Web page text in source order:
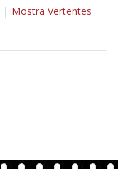
| Mostra Vertentes